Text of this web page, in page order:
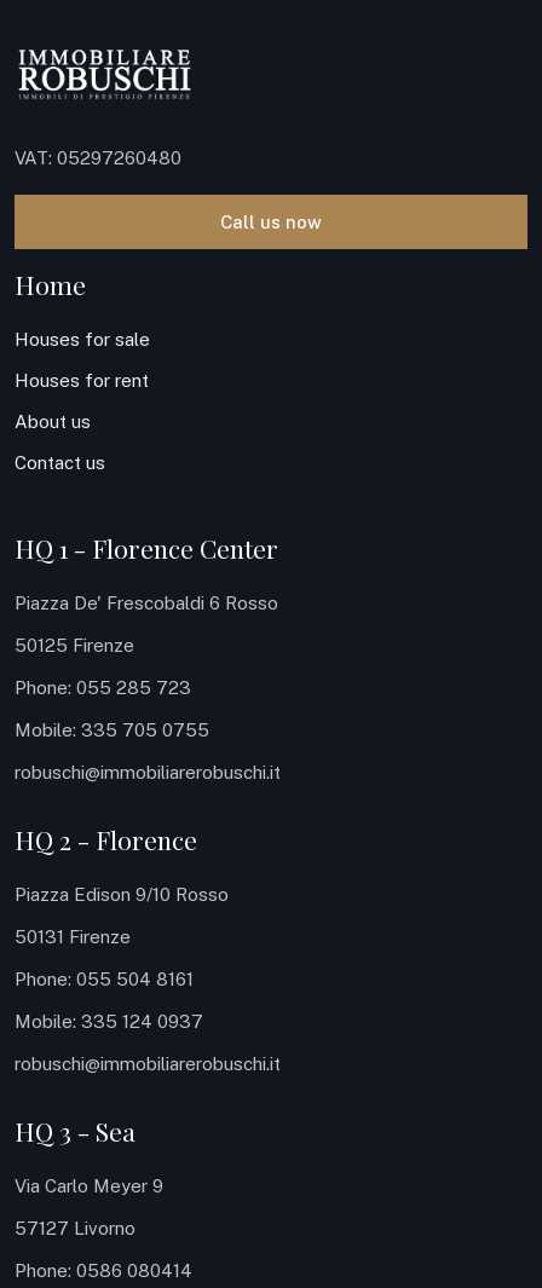
VAT: 05297260480
Call us now
Home
Houses for sale
Houses for rent
About us
Contact us
HQ 1 - Florence Center
Piazza De' Frescobaldi 6 Rosso
50125 Firenze
Phone: 055 285 723
Mobile: 335 705 0755
robuschi@immobiliarerobuschi.it
HQ 2 - Florence
Piazza Edison 9/10 Rosso
50131 Firenze
Phone: 055 504 8161
Mobile: 335 124 0937
robuschi@immobiliarerobuschi.it
HQ 3 - Sea
Via Carlo Meyer 9
57127 Livorno
Phone: 0586 080414